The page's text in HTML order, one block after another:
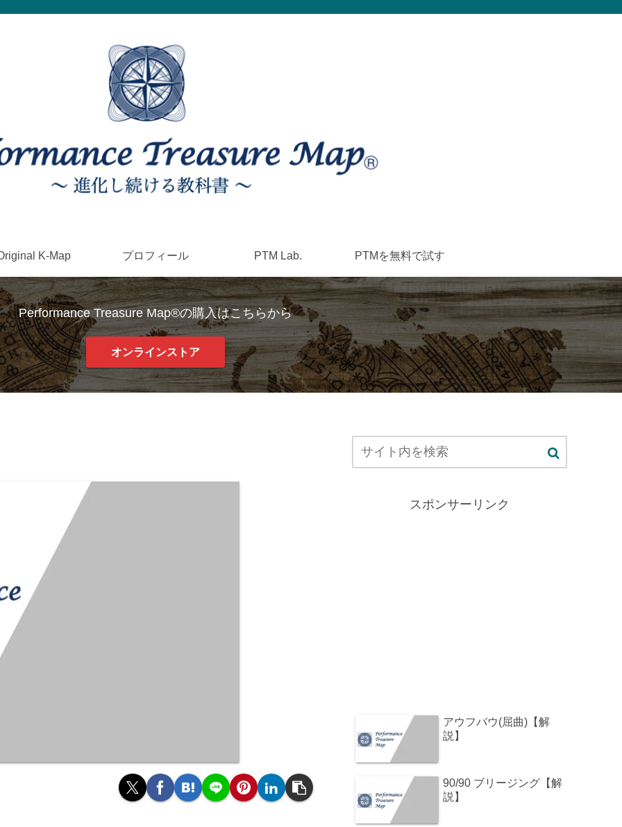
K-Map プロフィール PTM Lab. PTMを無料で試す
Performance Treasure Map®の購入はこちらから
オンラインストア
スポンサーリンク
アウフバウ(屈曲)【解
説】
90/90 ブリージング【解
説】